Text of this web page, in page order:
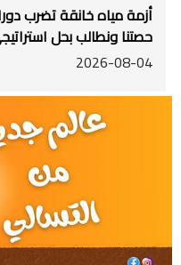
حصتنا ونطالب بحل
2026-08-04